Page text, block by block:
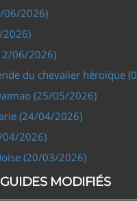
06/2026)
2026)
06/2026)
du chevalier héroïque
(25/05/2026)
(24/04/2026)
04/2026)
(20/03/2026)
MODIFIÉS